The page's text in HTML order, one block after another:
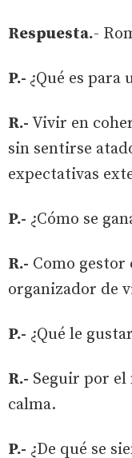
Respuesta.-
P.- ¿Qué es
R.- Vivir en
sin sentirse
expectativas
P.- ¿Cómo se
R.- Como
organizador de
P.- ¿Qué le
R.- Seguir por el
calma.
P.- ¿De qué se